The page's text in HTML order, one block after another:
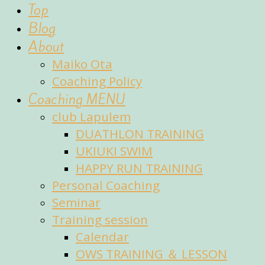
sports
Top
Blog
About
Maiko Ota
Coaching Policy
Coaching MENU
club Lapulem
DUATHLON TRAINING
UKIUKI SWIM
HAPPY RUN TRAINING
Personal Coaching
Seminar
Training session
Calendar
OWS TRAINING ＆ LESSON